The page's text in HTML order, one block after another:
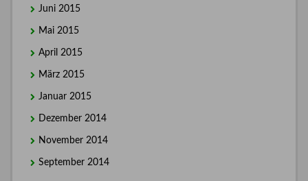
Juni 2015
Mai 2015
April 2015
März 2015
Januar 2015
Dezember 2014
November 2014
September 2014